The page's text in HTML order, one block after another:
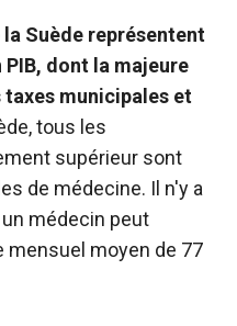
la Suède représentent
PIB, dont la majeure
municipales et
tous les
supérieur sont
de médecine. Il n'y a
médecin peut
mensuel moyen de 77